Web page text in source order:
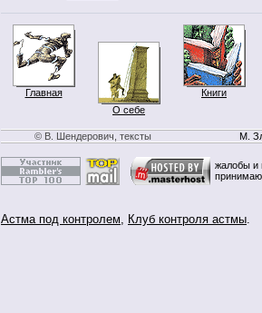
Главная
О себе
Книги
© В. Шендерович, тексты М.
жалобы и
Астма под контролем, Клуб контроля астмы.